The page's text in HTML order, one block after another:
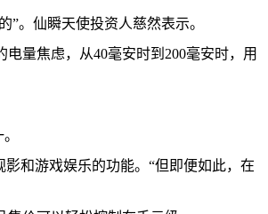
。仙瞬天使投资人慈然表示。
量焦虑，从40毫安时到200毫安时，用
和游戏娱乐的功能。“但即便如此，在